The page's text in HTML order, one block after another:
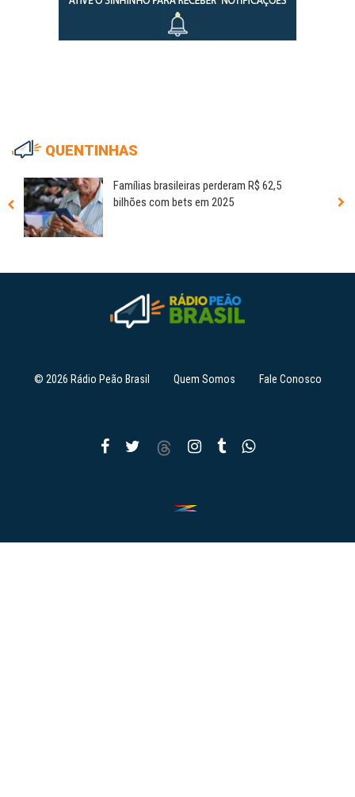
QUENTINHAS
Famílias brasileiras perderam R$ 62,5
bilhões com bets em 2025
© 2026 Rádio Peão Brasil Quem Somos Fale Conosco